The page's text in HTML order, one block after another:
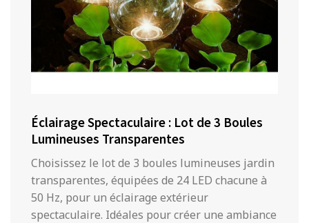
Éclairage Spectaculaire : Lot de 3 Boules
Lumineuses Transparentes
Choisissez le lot de 3 boules lumineuses jardin
transparentes, équipées de 24 LED chacune à
50 Hz, pour un éclairage extérieur
spectaculaire. Idéales pour créer une ambiance